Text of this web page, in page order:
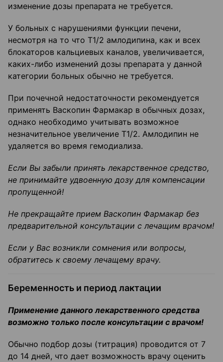
изменение дозы препарата не требуется.
У больных с нарушениями функции печени,
несмотря на то что Т1/2 амлодипина, как и всех
блокаторов кальциевых каналов, увеличивается,
каких-либо изменений дозы препарата у данной
категории больных обычно не требуется.
При почечной недостаточности рекомендуется
применять Васкопин Фармакар в обычных дозах,
однако необходимо учитывать возможное
незначительное увеличение Т1/2. Амлодипин не
удаляется во время гемодиализа.
Если Вы забыли принять лекарственное средство,
не принимайте удвоенную дозу для компенсации
пропущенной!
Не прекращайте прием Васкопин Фармакар без
предварительной консультации с лечащим врачом!
Если у Вас возникли сомнения или вопросы,
обратитесь к своему лечащему врачу.
Беременность и период лактации
Применение данного лекарственного средства
возможно только после консультации с врачом!
Обычно подбор дозы (титрация) проводится от 7
до 14 дней, что дает возможность врачу оценить